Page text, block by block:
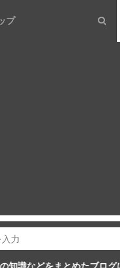
プ
たブログになっており